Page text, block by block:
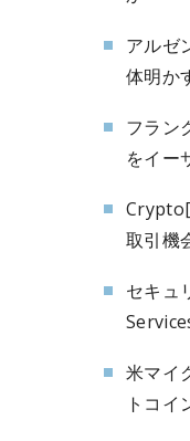
アルゼ
体明か
フラン
をイー
取引機
セキュ
米マイ
トコイ